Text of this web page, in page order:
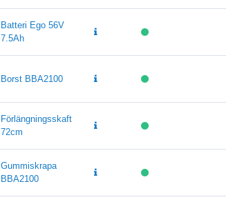
Batteri Ego 56V
7.5Ah
Borst BBA2100
Förlängningsskaft
72cm
Gummiskrapa
BBA2100